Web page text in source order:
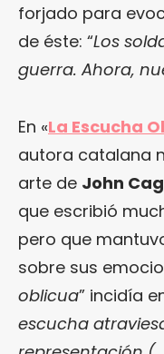
forjado para
de éste: “Los
guerra. Ahora,
En «La Escucha
autora catalana
arte de John
que escribió
pero que
sobre sus
oblicua” incidía
escucha